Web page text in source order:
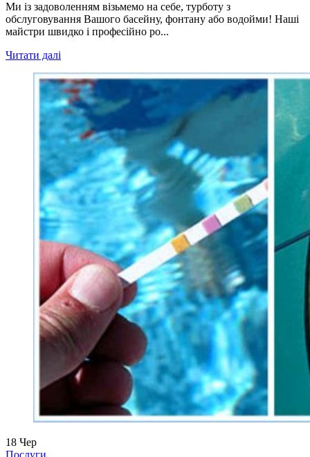
Ми із задоволенням візьмемо на себе, турботу з
обслуговування Вашого басейну, фонтану або водойми! Наші
майстри швидко і професійно ро...
Читати далі
18 Чер